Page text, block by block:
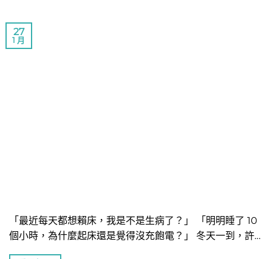
27
1 月
「最近每天都想賴床，我是不是生病了？」 「明明睡了 10
個小時，為什麼起床還是覺得沒充飽電？」 冬天一到，許…